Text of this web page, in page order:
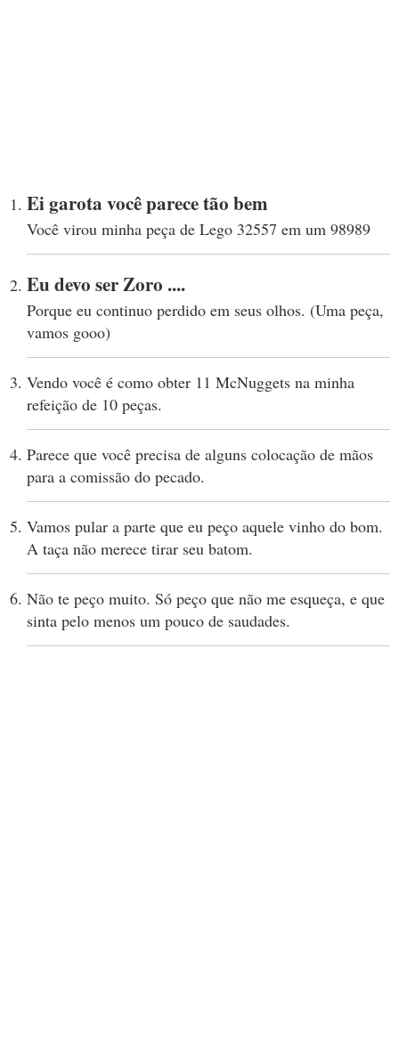
Ei garota você parece tão bem
Você virou minha peça de Lego 32557 em um 98989
Eu devo ser Zoro ....
Porque eu continuo perdido em seus olhos. (Uma peça,
vamos gooo)
Vendo você é como obter 11 McNuggets na minha
refeição de 10 peças.
Parece que você precisa de alguns colocação de mãos
para a comissão do pecado.
Vamos pular a parte que eu peço aquele vinho do bom.
A taça não merece tirar seu batom.
Não te peço muito. Só peço que não me esqueça, e que
sinta pelo menos um pouco de saudades.